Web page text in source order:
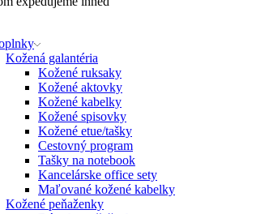
Kožená galantéria
Kožené ruksaky
Kožené aktovky
Kožené kabelky
Kožené spisovky
Kožené etue/tašky
Cestovný program
Tašky na notebook
Kancelárske office sety
Maľované kožené kabelky
Kožené peňaženky